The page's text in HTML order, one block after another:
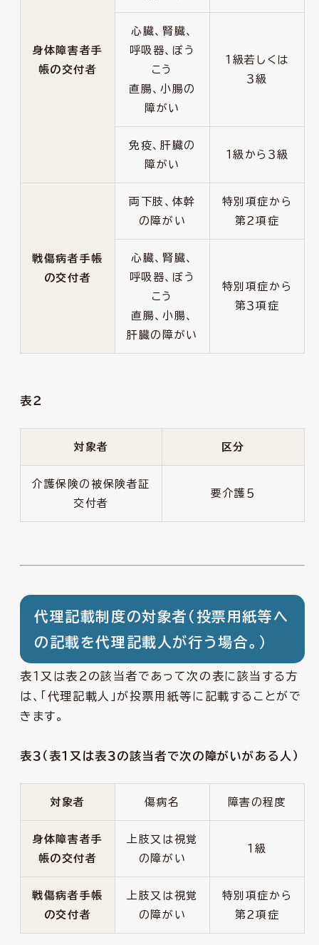
身体障害者手
帳の交付者
心臓、腎臓、
呼吸器、ぼう
こう
直腸、小腸の
障がい
１級若しくは
３級
免疫、肝臓の
障がい
１級から３級
戦傷病者手帳
の交付者
両下肢、体幹
の障がい
特別項症から
第２項症
心臓、腎臓、
呼吸器、ぼう
こう
直腸、小腸、
肝臓の障がい
特別項症から
第３項症
表２
対象者 区分
介護保険の被保険者証
交付者
要介護５
代理記載制度の対象者（投票用紙等へ
の記載を代理記載人が行う場合。）
表１又は表２の該当者であって次の表に該当する方
は、「代理記載人」が投票用紙等に記載することがで
きます。
表３（表１又は表３の該当者で次の障がいがある人）
対象者 傷病名 障害の程度
身体障害者手
帳の交付者
上肢又は視覚
の障がい
１級
戦傷病者手帳
の交付者
上肢又は視覚
の障がい
特別項症から
第２項症